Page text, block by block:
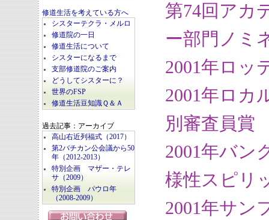
修道生活を考えている方へ
シスターテクラ・メルロ
修道院の一日
修道生活について
シスターになるまで
支部修道院のご案内
どうしてシスターに？
世界のFSP
修道生活豆知識Ｑ＆Ａ
過去記事：アーカイブ
高山右近列福式（2017）
第2バチカン公会議から50
年（2012-2013）
特別企画 マザー・テレ
サ（2009）
特別企画 パウロ年
（2008-2009）
第74回アカ
ー部門ノミ
2001年ロ
2001年ロカ
別審査員賞
2001年バン
様性スピリ
2001年サ